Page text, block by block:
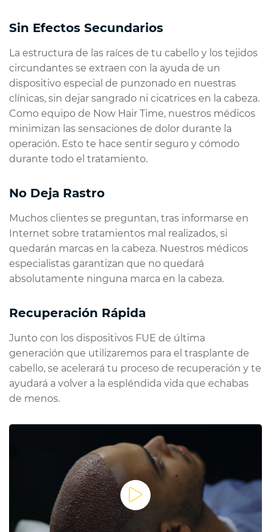
Sin Efectos Secundarios
La estructura de las raíces de tu cabello y los tejidos
circundantes se extraen con la ayuda de un
dispositivo especial de punzonado en nuestras
clínicas, sin dejar sangrado ni cicatrices en la cabeza.
Como equipo de Now Hair Time, nuestros médicos
minimizan las sensaciones de dolor durante la
operación. Esto te hace sentir seguro y cómodo
durante todo el tratamiento.
No Deja Rastro
Muchos clientes se preguntan, tras informarse en
Internet sobre tratamientos mal realizados, si
quedarán marcas en la cabeza. Nuestros médicos
especialistas garantizan que no quedará
absolutamente ninguna marca en la cabeza.
Recuperación Rápida
Junto con los dispositivos FUE de última
generación que utilizaremos para el trasplante de
cabello, se acelerará tu proceso de recuperación y te
ayudará a volver a la espléndida vida que echabas
de menos.